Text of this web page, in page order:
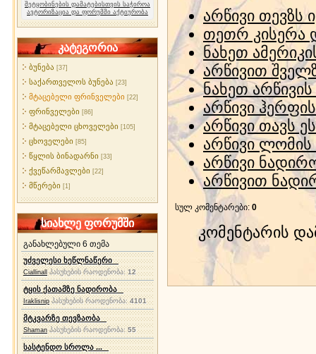
შეტყობინების დამატებისთვის საჭიროა
ავტორიზაცია და ფორუმში აქტიურობა
კატეგორია
ბუნება [37]
საქართველოს ბუნება [23]
მტაცებელი ფრინველები [22]
ფრინველები [86]
მტაცებელი ცხოველები [105]
ცხოველები [85]
წყლის ბინადარნი [33]
ქვეწარმავლები [22]
მწერები [1]
სიახლე ფორუმში
განახლებული 6 თემა
უძველესი ხეწლნაწერი
Ciallinall პასუხების რაოდენობა:12
ტყის ქათამზე ნადირობა
Iraklisnip პასუხების რაოდენობა: 4101
მტკვარზე თევზაობა
Shaman პასუხების რაოდენობა:55
სასტენდო სროლა ...
არწივი თევზს
თეთრ კისერა
ნახეთ
არწივით
ნახეთ არწივის
არწივი
არწივი თავს
არწივი ლომის
არწივი
არწივით
სულ კომენტარები: 0
კომენტარის